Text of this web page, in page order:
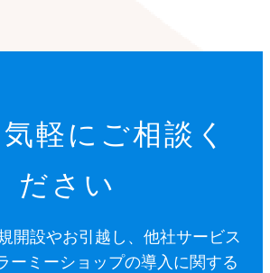
軽にご相談く
ださい
開設やお引越し、他社サービス
ーミーショップの導入に関する